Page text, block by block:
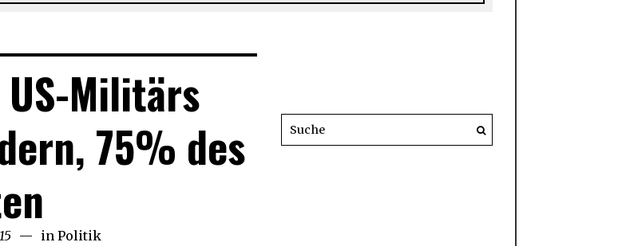
Militärs
75% des
December
in Politik